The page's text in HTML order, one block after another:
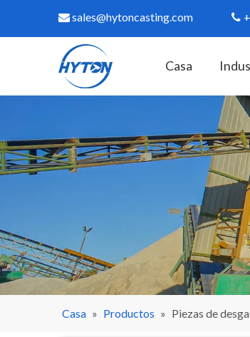
sales@hytoncasting.com 
Casa
Casa » Productos » Piezas de